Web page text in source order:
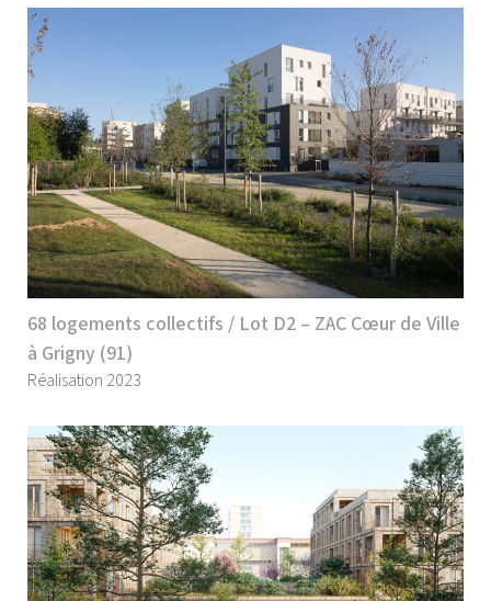
68 logements collectifs / Lot D2 – ZAC Cœur de Ville
à Grigny (91)
Réalisation 2023